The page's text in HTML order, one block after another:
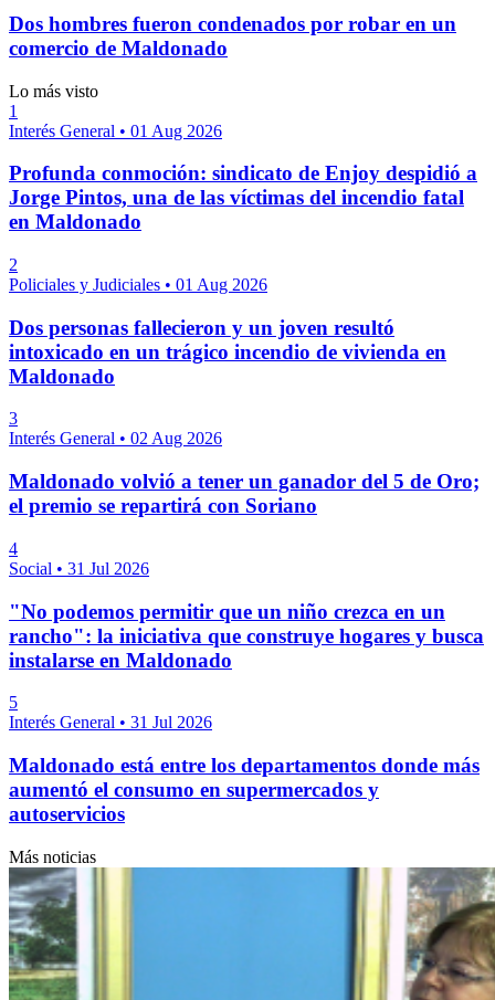
Dos hombres fueron condenados por robar en un
comercio de Maldonado
Lo más visto
1
Interés General • 01 Aug 2026
Profunda conmoción: sindicato de Enjoy despidió a
Jorge Pintos, una de las víctimas del incendio fatal
en Maldonado
2
Policiales y Judiciales • 01 Aug 2026
Dos personas fallecieron y un joven resultó
intoxicado en un trágico incendio de vivienda en
Maldonado
3
Interés General • 02 Aug 2026
Maldonado volvió a tener un ganador del 5 de Oro;
el premio se repartirá con Soriano
4
Social • 31 Jul 2026
"No podemos permitir que un niño crezca en un
rancho": la iniciativa que construye hogares y busca
instalarse en Maldonado
5
Interés General • 31 Jul 2026
Maldonado está entre los departamentos donde más
aumentó el consumo en supermercados y
autoservicios
Más noticias